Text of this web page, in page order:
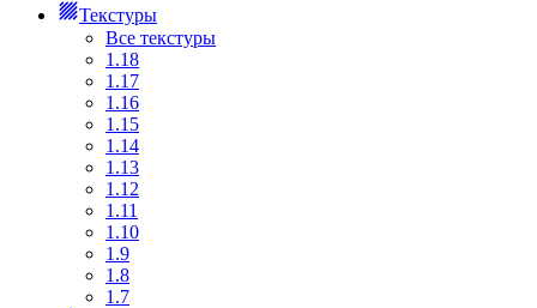
Текстуры
Все текстуры
1.18
1.17
1.16
1.15
1.14
1.13
1.12
1.11
1.10
1.9
1.8
1.7